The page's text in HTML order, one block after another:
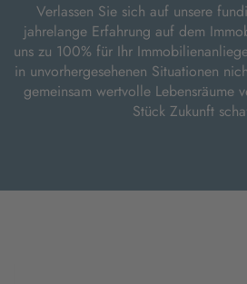
Verlassen Sie sich auf unsere
jahrelange Erfahrung auf dem
uns zu 100% für Ihr
in unvorhergesehenen Situationen
gemeinsam wertvolle Lebensräume
Stück Zukunft